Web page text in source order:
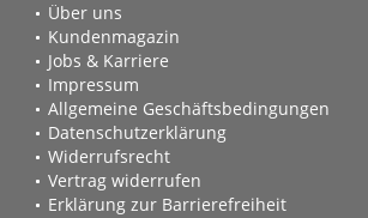
Über uns
Kundenmagazin
Jobs & Karriere
Impressum
Allgemeine Geschäftsbedingungen
Datenschutzerklärung
Widerrufsrecht
Vertrag widerrufen
Erklärung zur Barrierefreiheit